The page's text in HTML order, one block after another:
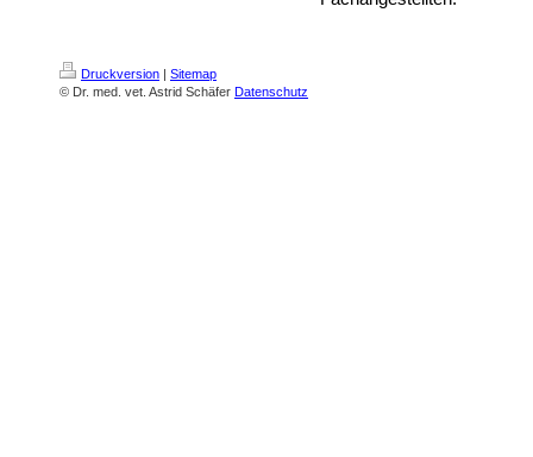
Druckversion | Sitemap
© Dr. med. vet. Astrid Schäfer Datenschutz